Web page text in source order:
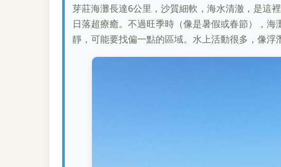
芽莊海灘長達6公里，沙質細軟，海水清澈，是這
日落超療癒。不過旺季時（像是暑假或春節），
靜，可能要找偏一點的區域。水上活動很多，像浮